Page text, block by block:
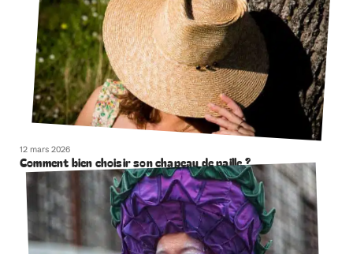
12 mars 2026
Comment bien choisir son chapeau de paille ?